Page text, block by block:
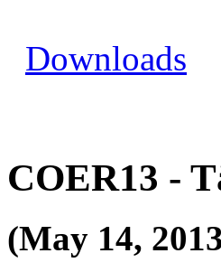
Downloads
COER13 -
(May 14,